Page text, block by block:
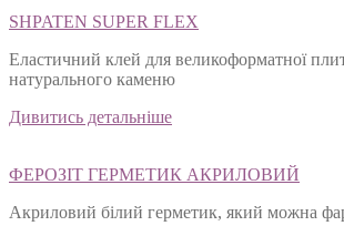
SHPATEN SUPER FLEX
Еластичний клей для великоформатної
натурального каменю
Дивитись детальніше
ФЕРОЗІТ ГЕРМЕТИК АКРИЛОВИЙ
Акриловий білий герметик, який можна